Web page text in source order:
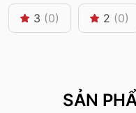
3 (0) 2 (0)
SẢN